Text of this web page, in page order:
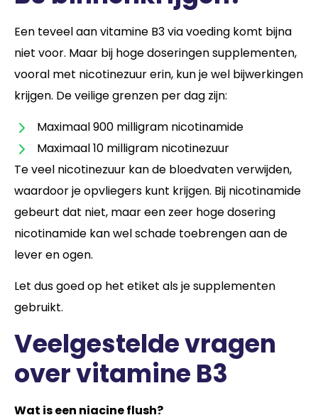
Een teveel aan vitamine B3 via voeding komt bijna
niet voor. Maar bij hoge doseringen supplementen,
vooral met nicotinezuur erin, kun je wel bijwerkingen
krijgen. De veilige grenzen per dag zijn:
Maximaal 900 milligram nicotinamide
Maximaal 10 milligram nicotinezuur
Te veel nicotinezuur kan de bloedvaten verwijden,
waardoor je opvliegers kunt krijgen. Bij nicotinamide
gebeurt dat niet, maar een zeer hoge dosering
nicotinamide kan wel schade toebrengen aan de
lever en ogen.
Let dus goed op het etiket als je supplementen
gebruikt.
Veelgestelde vragen
over vitamine B3
Wat is een niacine flush?